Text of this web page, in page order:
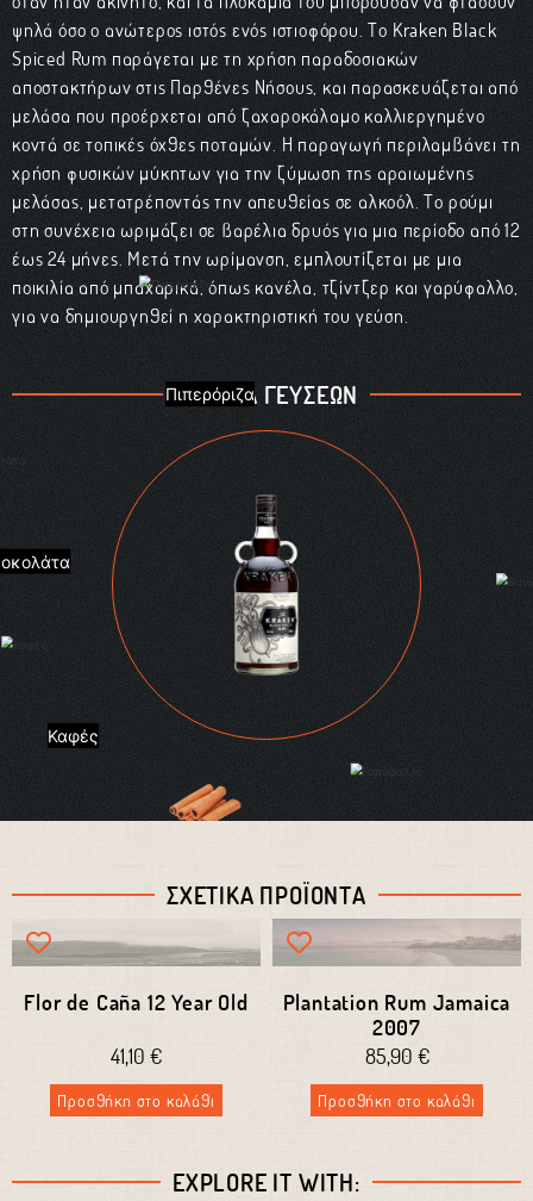
ψηλά όσο ο ανώτερος ιστός ενός ιστιοφόρου. Το Kraken Black
Spiced Rum παράγεται με τη χρήση παραδοσιακών
αποστακτήρων στις Παρθένες Νήσους, και παρασκευάζεται από
μελάσα που προέρχεται από ζαχαροκάλαμο καλλιεργημένο
κοντά σε τοπικές όχθες ποταμών. Η παραγωγή περιλαμβάνει τη
χρήση φυσικών μύκητων για την ζύμωση της αραιωμένης
μελάσας, μετατρέποντάς την απευθείας σε αλκοόλ. Το ρούμι
στη συνέχεια ωριμάζει σε βαρέλια δρυός για μια περίοδο από 12
έως 24 μήνες. Μετά την ωρίμανση, εμπλουτίζεται με μια
ποικιλία από μπαχαρικά, όπως κανέλα, τζίντζερ και γαρύφαλλο,
για να δημιουργηθεί η χαρακτηριστική του γεύση.
ΠΑΛΕΤΑ ΓΕΥΣΕΩΝ
Καφές
Πιπερόριζα
ΣΧΕΤΙΚΑ ΠΡΟΪΟΝΤΑ
Flor de Caña 12 Year Old
41,10 €
Προσθήκη στο καλάθι
Plantation Rum Jamaica
2007
85,90 €
Προσθήκη στο καλάθι
EXPLORE IT WITH: